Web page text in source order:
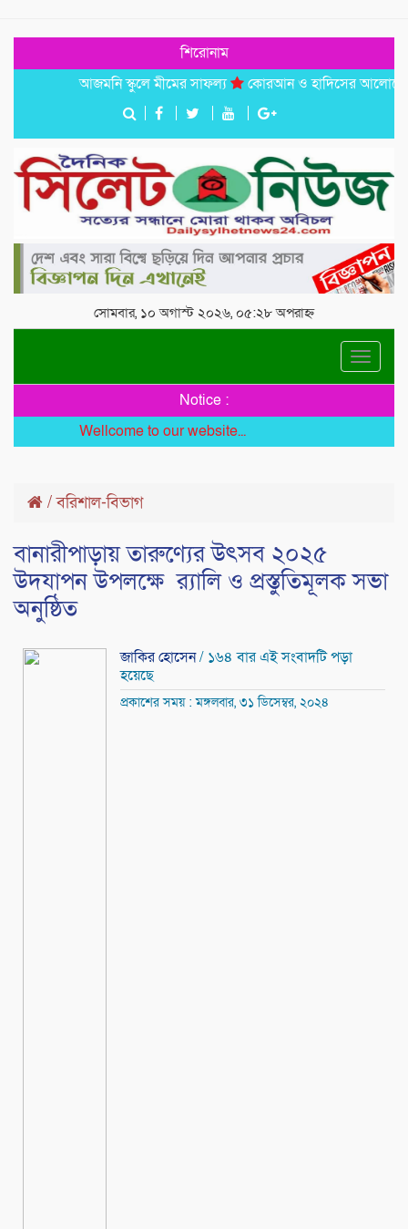
শিরোনাম
আজমনি স্কুলে মীমের সাফল্য
কোরআন ও হাদিসের আলোকে পবিত্র
সোমবার, ১০ অগাস্ট ২০২৬, ০৫:২৮ অপরাহ্ন
Toggle
Notice :
Wellcome to our website...
/বরিশাল-বিভাগ
বানারীপাড়ায় তারুণ্যের উৎসব ২০২৫
উদযাপন উপলক্ষে র‍্যালি ও প্রস্তুতিমূলক সভা
অনুষ্ঠিত
জাকির হোসেন/ ১৬৪ বার এই সংবাদটি পড়া
হয়েছে
প্রকাশের সময় : মঙ্গলবার, ৩১ ডিসেম্বর, ২০২৪